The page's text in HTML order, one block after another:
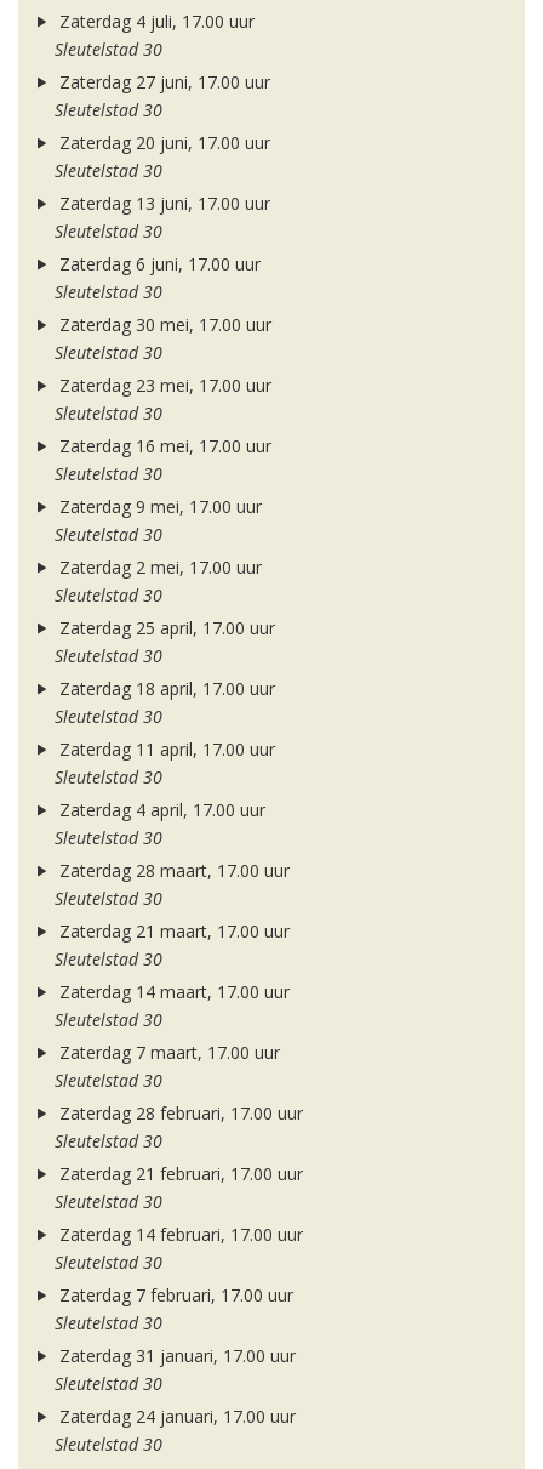
Zaterdag 4 juli, 17.00 uur
Sleutelstad 30
Zaterdag 27 juni, 17.00 uur
Sleutelstad 30
Zaterdag 20 juni, 17.00 uur
Sleutelstad 30
Zaterdag 13 juni, 17.00 uur
Sleutelstad 30
Zaterdag 6 juni, 17.00 uur
Sleutelstad 30
Zaterdag 30 mei, 17.00 uur
Sleutelstad 30
Zaterdag 23 mei, 17.00 uur
Sleutelstad 30
Zaterdag 16 mei, 17.00 uur
Sleutelstad 30
Zaterdag 9 mei, 17.00 uur
Sleutelstad 30
Zaterdag 2 mei, 17.00 uur
Sleutelstad 30
Zaterdag 25 april, 17.00 uur
Sleutelstad 30
Zaterdag 18 april, 17.00 uur
Sleutelstad 30
Zaterdag 11 april, 17.00 uur
Sleutelstad 30
Zaterdag 4 april, 17.00 uur
Sleutelstad 30
Zaterdag 28 maart, 17.00 uur
Sleutelstad 30
Zaterdag 21 maart, 17.00 uur
Sleutelstad 30
Zaterdag 14 maart, 17.00 uur
Sleutelstad 30
Zaterdag 7 maart, 17.00 uur
Sleutelstad 30
Zaterdag 28 februari, 17.00 uur
Sleutelstad 30
Zaterdag 21 februari, 17.00 uur
Sleutelstad 30
Zaterdag 14 februari, 17.00 uur
Sleutelstad 30
Zaterdag 7 februari, 17.00 uur
Sleutelstad 30
Zaterdag 31 januari, 17.00 uur
Sleutelstad 30
Zaterdag 24 januari, 17.00 uur
Sleutelstad 30